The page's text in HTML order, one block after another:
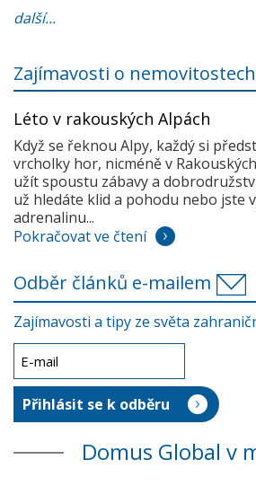
další...
Zajímavosti o
Léto v rakouských Alpách
Když se řeknou Alpy, každý si
vrcholky hor, nicméně v
užít spoustu zábavy a
už hledáte klid a pohodu nebo jste
adrenalinu...
Pokračovat ve čtení
Odběr článků e-mailem
Zajímavosti a tipy ze světa
Domus Global v